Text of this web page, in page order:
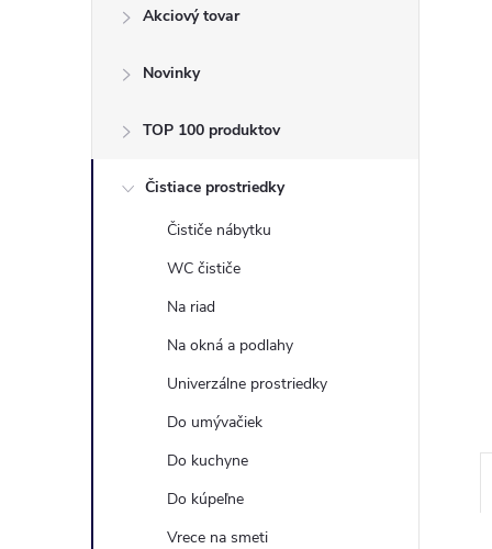
a
Akciový tovar
Novinky
TOP 100 produktov
Čistiace prostriedky
Čističe nábytku
WC čističe
Na riad
Na okná a podlahy
Univerzálne prostriedky
Do umývačiek
Do kuchyne
Do kúpeľne
Vrece na smeti